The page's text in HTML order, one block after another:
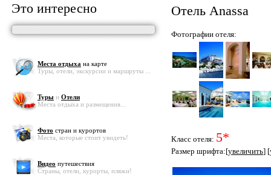
Это интересно
Места отдыха на карте
Туры, отели, экскурсии и маршруты ...
Туры и Отели
Места отдыха и размещения...
Фото стран и курортов
Места, которые стоит увидеть!
Видео путешествия
Страны, отели, курорты, пляжи!
Отель Anassa
Фотографии отеля:
Класс отеля: 5*
Размер шрифта:[увеличить] [